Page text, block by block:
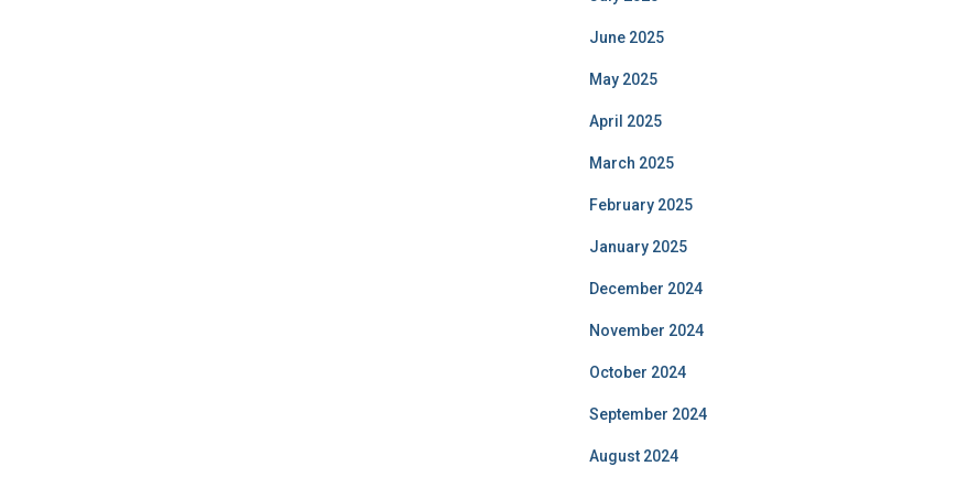
June 2025
May 2025
April 2025
March 2025
February 2025
January 2025
December 2024
November 2024
October 2024
September 2024
August 2024